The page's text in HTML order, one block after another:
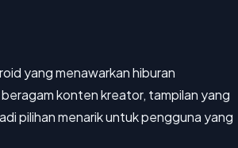
yang menawarkan hiburan
konten kreator, tampilan yang
pilihan menarik untuk pengguna yang